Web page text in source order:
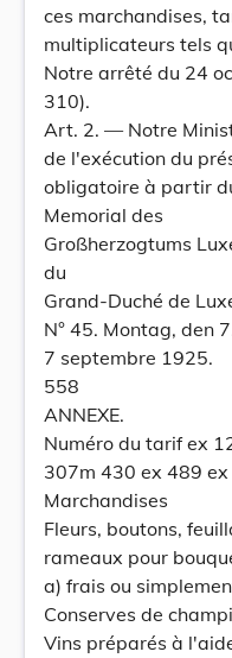
ces marchandises,
multiplicateurs tels
Notre arrêté du 24
310).
Art. 2. — Notre
de l'exécution du
obligatoire à partir
Memorial des
Großherzogtums
du
Grand-Duché de
N° 45. Montag, den
7 septembre 1925.
558
ANNEXE.
Numéro du tarif ex
307m 430 ex 489
Marchandises
Fleurs, boutons,
rameaux pour
a) frais ou
Conserves de
Vins préparés à